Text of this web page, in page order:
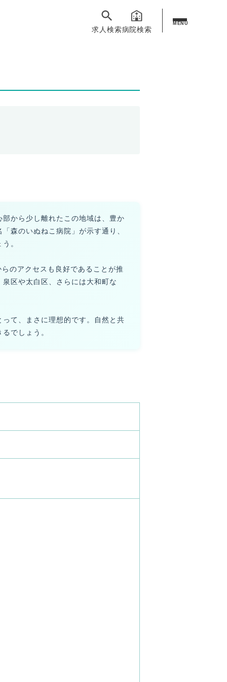
求人検索病院検索
MENU
から少し離れたこの地域は、豊か
森のいぬねこ病院」が示す通り、
。
のアクセスも良好であることが推
区や太白区、さらには大和町な
て、まさに理想的です。自然と共
でしょう。